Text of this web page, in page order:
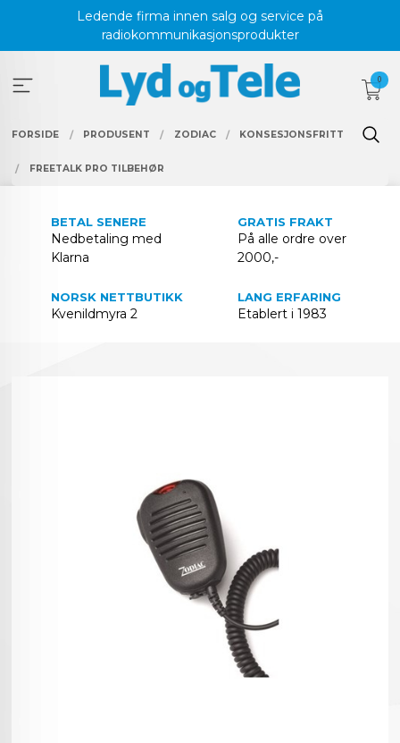
Ledende firma innen salg og service på
radiokommunikasjonsprodukter
0
FORSIDE PRODUSENT ZODIAC KONSESJONSFRITT
FREETALK PRO TILBEHØR
BETAL SENERE
Nedbetaling med
Klarna
GRATIS FRAKT
På alle ordre over
2000,-
NORSK NETTBUTIKK
Kvenildmyra 2
LANG ERFARING
Etablert i 1983